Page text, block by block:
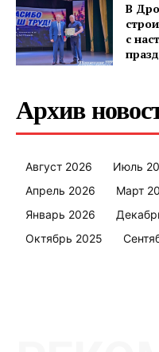
В
с
Архив
Август 2026 Июль
Апрель 2026
Март
Январь 2026
Октябрь 2025